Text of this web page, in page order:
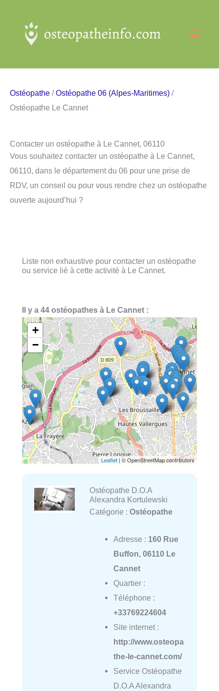
contenu
Ostéopathe /Ostéopathe 06 (Alpes-Maritimes) /
Ostéopathe Le Cannet
Contacter un ostéopathe à Le Cannet, 06110
Vous souhaitez contacter un ostéopathe à Le Cannet,
06110, dans le département du 06 pour une prise de
RDV, un conseil ou pour vous rendre chez un ostéopathe
ouverte aujourd’hui ?
Liste non exhaustive pour contacter un ostéopathe
ou service lié à cette activité à Le Cannet.
Il y a 44 ostéopathes à Le Cannet :
+
−
Leaflet | © OpenStreetMap contributors
Ostéopathe D.O.A
Alexandra Kortulewski
Catégorie : Ostéopathe
Adresse : 160 Rue
Buffon, 06110 Le
Cannet
Quartier :
Téléphone :
+33769224604
Site internet :
http://www.osteopa
the-le-cannet.com/
Service Ostéopathe
D.O.A Alexandra